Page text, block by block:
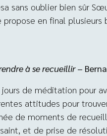
sans oublier bien sûr
en final
à se recueillir–
de méditation pour
attitudes pour
de moments de
saint, et de prise de